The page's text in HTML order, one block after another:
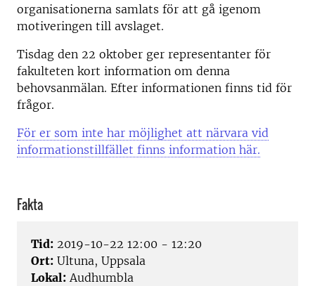
organisationerna samlats för att gå igenom
motiveringen till avslaget.
Tisdag den 22 oktober ger representanter för
fakulteten kort information om denna
behovsanmälan. Efter informationen finns tid för
frågor.
För er som inte har möjlighet att närvara vid
informationstillfället finns information här.
Fakta
Tid: 2019-10-22 12:00 - 12:20
Ort: Ultuna, Uppsala
Lokal: Audhumbla